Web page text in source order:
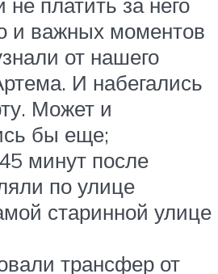
и важных моментов
от нашего
И набегались
Может и
бы еще;
минут после
по улице
старинной улице
трансфер от